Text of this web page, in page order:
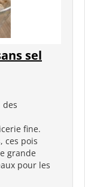
sel
des
fine.
ces pois
grande
pour les